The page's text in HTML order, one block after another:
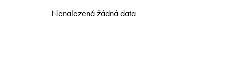
Nenalezená žádná data